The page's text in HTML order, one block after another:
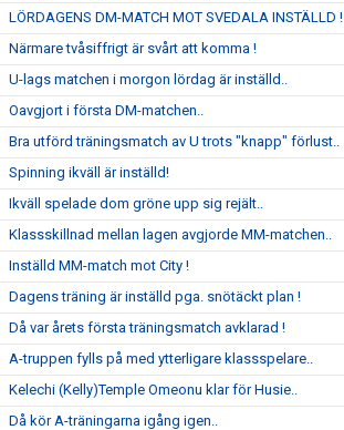
LÖRDAGENS DM-MATCH MOT SVEDALA INSTÄLLD !
Närmare tvåsiffrigt är svårt att komma !
U-lags matchen i morgon lördag är inställd..
Oavgjort i första DM-matchen..
Bra utförd träningsmatch av U trots "knapp" förlust..
Spinning ikväll är inställd!
Ikväll spelade dom gröne upp sig rejält..
Klassskillnad mellan lagen avgjorde MM-matchen..
Inställd MM-match mot City !
Dagens träning är inställd pga. snötäckt plan !
Då var årets första träningsmatch avklarad !
A-truppen fylls på med ytterligare klassspelare..
Kelechi (Kelly)Temple Omeonu klar för Husie..
Då kör A-träningarna igång igen..